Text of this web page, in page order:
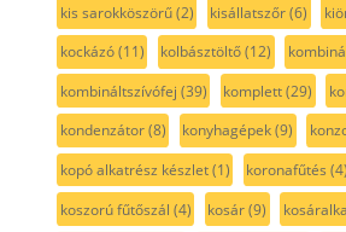
kis sarokköszörű(2) kisállatszőr(6)
kockázó(11) kolbásztöltő(12)
kombináltszívófej (39) komplett(29)
kondenzátor(8) konyhagépek(9)
kopó alkatrész készlet(1) koronafűtés (4)
koszorú fűtőszál (4) kosár(9)